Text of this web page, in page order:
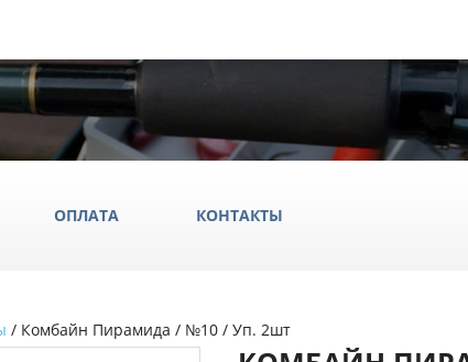
ОПЛАТА КОНТАКТЫ
/ Комбайн Пирамида / №10 / Уп. 2шт